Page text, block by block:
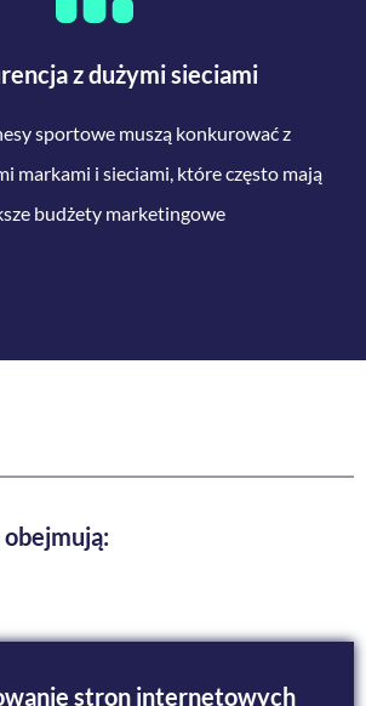
z dużymi sieciami
sportowe muszą konkurować z
markami i sieciami, które często mają
budżety marketingowe
obejmują:
stron internetowych